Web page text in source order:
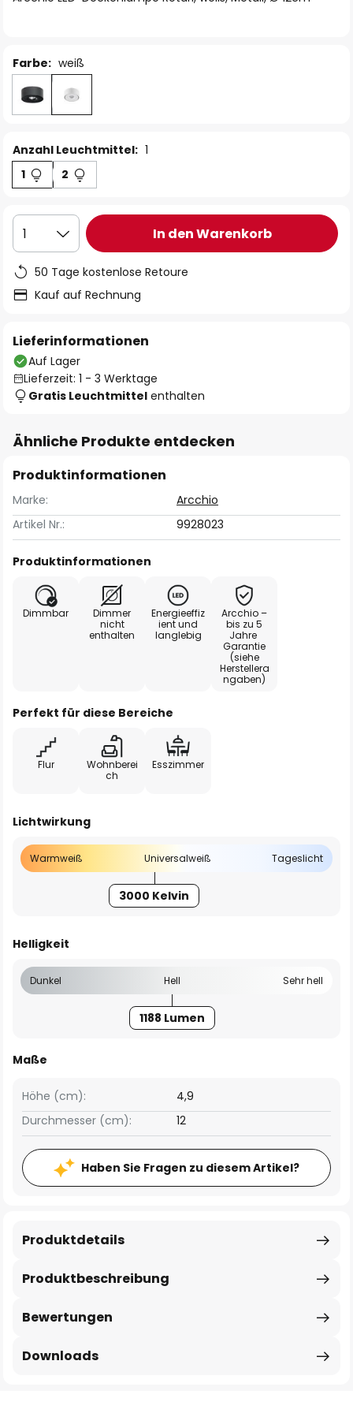
Farbe: weiß
Anzahl Leuchtmittel: 1
1
2
1 In den Warenkorb
50 Tage kostenlose Retoure
Kauf auf Rechnung
Lieferinformationen
Auf Lager
Lieferzeit: 1 - 3 Werktage
Gratis Leuchtmittel enthalten
Ähnliche Produkte entdecken
Produktinformationen
Marke:
Arcchio
Artikel Nr.:
9928023
Produktinformationen
Dimmbar
Dimmer
nicht
enthalten
Energieeffiz
ient und
langlebig
Arcchio –
bis zu 5
Jahre
Garantie
(siehe
Herstellera
ngaben)
Perfekt für diese Bereiche
Flur
Wohnberei
ch
Esszimmer
Lichtwirkung
Warmweiß Universalweiß Tageslicht
3000 Kelvin
Helligkeit
Dunkel Hell Sehr hell
1188 Lumen
Maße
Höhe (cm):
4,9
Durchmesser (cm):
12
Haben Sie Fragen zu diesem Artikel?
Produktbeschreibung
Produktdetails
Bewertungen
Downloads